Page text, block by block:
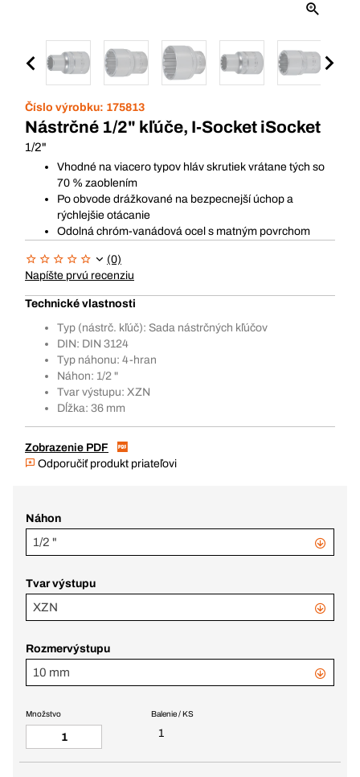
Číslo výrobku: 175813
Nástrčné 1/2" kľúče, I-Socket iSocket
1/2"
Vhodné na viacero typov hláv skrutiek vrátane tých so
70 % zaoblením
Po obvode drážkované na bezpecnejší úchop a
rýchlejšie otácanie
Odolná chróm-vanádová ocel s matným povrchom
(0)
Napíšte prvú recenziu
Technické vlastnosti
Typ (nástrč. kľúč): Sada nástrčných kľúčov
DIN: DIN 3124
Typ náhonu: 4-hran
Náhon: 1/2 "
Tvar výstupu: XZN
Dĺžka: 36 mm
Zobrazenie PDF
Odporučiť produkt priateľovi
Náhon
1/2 "
Tvar výstupu
XZN
Rozmervýstupu
10 mm
Balenie / KS
1
Množstvo